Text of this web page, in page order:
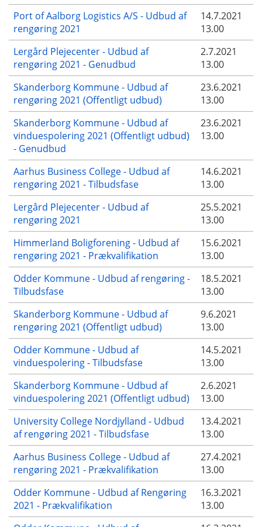
Port of Aalborg Logistics A/S - Udbud af
rengøring 2021
14.7.2021
13.00
Lergård Plejecenter - Udbud af
rengøring 2021 - Genudbud
2.7.2021
13.00
Skanderborg Kommune - Udbud af
rengøring 2021 (Offentligt udbud)
23.6.2021
13.00
Skanderborg Kommune - Udbud af
vinduespolering 2021 (Offentligt udbud)
- Genudbud
23.6.2021
13.00
Aarhus Business College - Udbud af
rengøring 2021 - Tilbudsfase
14.6.2021
13.00
Lergård Plejecenter - Udbud af
rengøring 2021
25.5.2021
13.00
Himmerland Boligforening - Udbud af
rengøring 2021 - Prækvalifikation
15.6.2021
13.00
Odder Kommune - Udbud af rengøring -
Tilbudsfase
18.5.2021
13.00
Skanderborg Kommune - Udbud af
rengøring 2021 (Offentligt udbud)
9.6.2021
13.00
Odder Kommune - Udbud af
vinduespolering - Tilbudsfase
14.5.2021
13.00
Skanderborg Kommune - Udbud af
vinduespolering 2021 (Offentligt udbud)
2.6.2021
13.00
University College Nordjylland - Udbud
af rengøring 2021 - Tilbudsfase
13.4.2021
13.00
Aarhus Business College - Udbud af
rengøring 2021 - Prækvalifikation
27.4.2021
13.00
Odder Kommune - Udbud af Rengøring
2021 - Prækvalifikation
16.3.2021
13.00